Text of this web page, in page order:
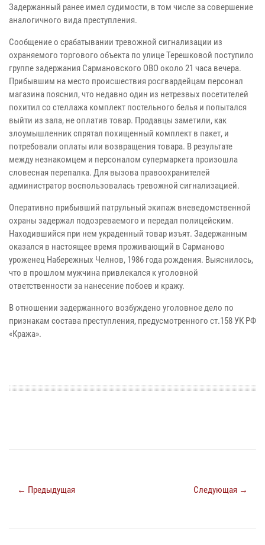
Задержанный ранее имел судимости, в том числе за совершение
аналогичного вида преступления.
Сообщение о срабатывании тревожной сигнализации из
охраняемого торгового объекта по улице Терешковой поступило
группе задержания Сармановского ОВО около 21 часа вечера.
Прибывшим на место происшествия росгвардейцам персонал
магазина пояснил, что недавно один из нетрезвых посетителей
похитил со стеллажа комплект постельного белья и попытался
выйти из зала, не оплатив товар. Продавцы заметили, как
злоумышленник спрятал похищенный комплект в пакет, и
потребовали оплаты или возвращения товара. В результате
между незнакомцем и персоналом супермаркета произошла
словесная перепалка. Для вызова правоохранителей
администратор воспользовалась тревожной сигнализацией.
Оперативно прибывший патрульный экипаж вневедомственной
охраны задержал подозреваемого и передал полицейским.
Находившийся при нем украденный товар изъят. Задержанным
оказался в настоящее время проживающий в Сарманово
уроженец Набережных Челнов, 1986 года рождения. Выяснилось,
что в прошлом мужчина привлекался к уголовной
ответственности за нанесение побоев и кражу.
В отношении задержанного возбуждено уголовное дело по
признакам состава преступления, предусмотренного ст.158 УК РФ
«Кража».
← Предыдущая Следующая →